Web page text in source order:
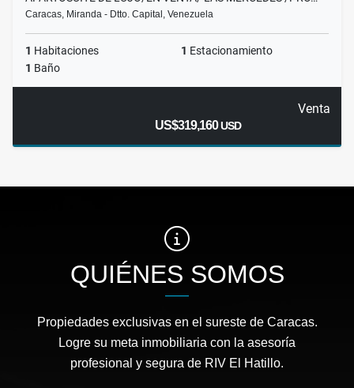
Caracas, Miranda - Dtto. Capital, Venezuela
1 Habitaciones 1 Estacionamiento
1 Baño
Venta
US$319,160USD
QUIÉNES SOMOS
Propiedades exclusivas en el sureste de Caracas.
Logre su meta inmobiliaria con la asesoría
profesional y segura de RIV El Hatillo.